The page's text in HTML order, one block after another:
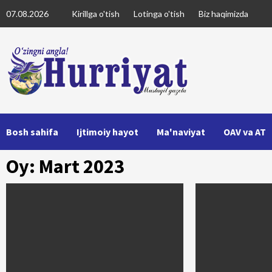
to
07.08.2026 Kirillga o'tish Lotinga o'tish Biz haqimizda
Bosh sahifa Ijtimoiy hayot Ma'naviyat OAV va AT
Oy: Mart 2023